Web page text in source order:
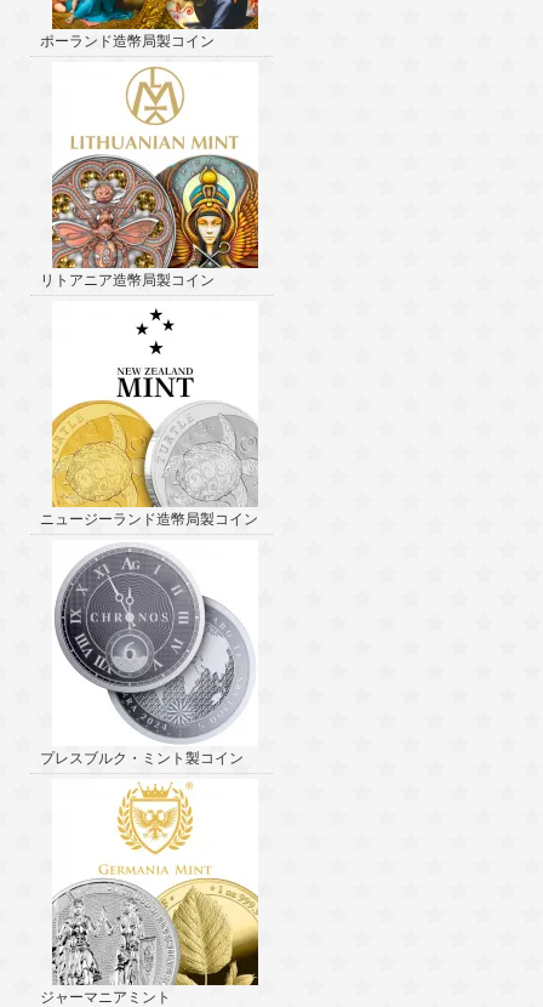
ポーランド造幣局製コイン
リトアニア造幣局製コイン
ニュージーランド造幣局製コイン
プレスブルク・ミント製コイン
ジャーマニアミント